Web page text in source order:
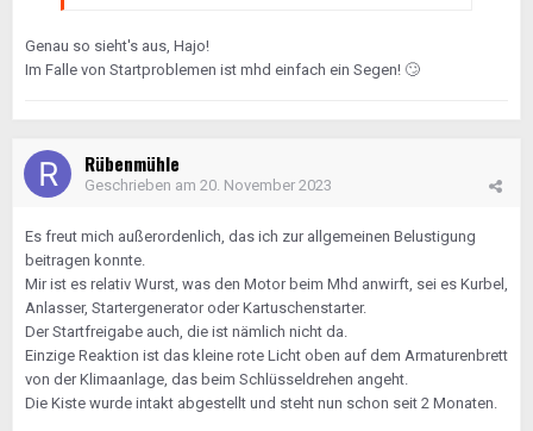
Genau so sieht's aus, Hajo!
Im Falle von Startproblemen ist mhd einfach ein Segen! 🙄
Rübenmühle
Geschrieben am 20. November 2023
Es freut mich außerordenlich, das ich zur allgemeinen Belustigung
beitragen konnte.
Mir ist es relativ Wurst, was den Motor beim Mhd anwirft, sei es Kurbel,
Anlasser, Startergenerator oder Kartuschenstarter.
Der Startfreigabe auch, die ist nämlich nicht da.
Einzige Reaktion ist das kleine rote Licht oben auf dem Armaturenbrett
von der Klimaanlage, das beim Schlüsseldrehen angeht.
Die Kiste wurde intakt abgestellt und steht nun schon seit 2 Monaten.